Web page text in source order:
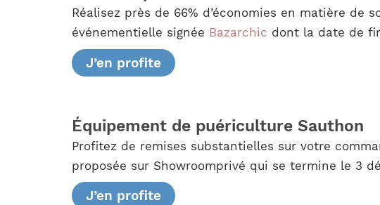
Réalisez près de 66% d’économies en matière
événementielle signée Bazarchic dont la date de
J’en profite
Équipement de puériculture Sauthon
Profitez de remises substantielles sur votre
proposée sur Showroomprivé qui se termine le 3
J’en profite